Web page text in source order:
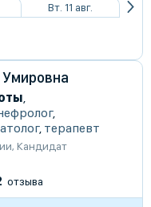
Вт. 11 авг.
,
,
, терапевт
, Кандидат
отзыва